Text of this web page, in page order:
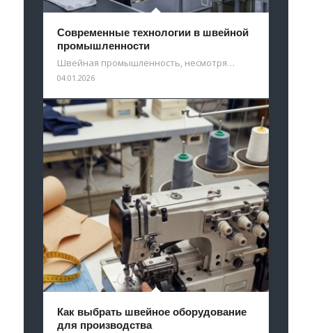
Современные технологии в швейной
промышленности
Швейная промышленность, несмотря…
04.01.2026
Как выбрать швейное оборудование
для производства